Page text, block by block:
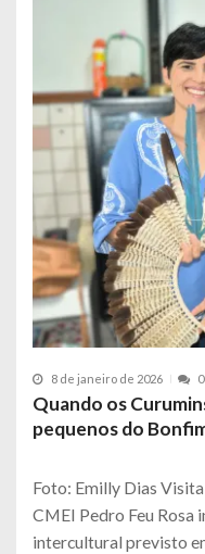
8 de janeiro de 2026 0
Quando os
pequenos do
Foto: Emilly Dias
CMEI Pedro Feu Rosa
intercultural previsto